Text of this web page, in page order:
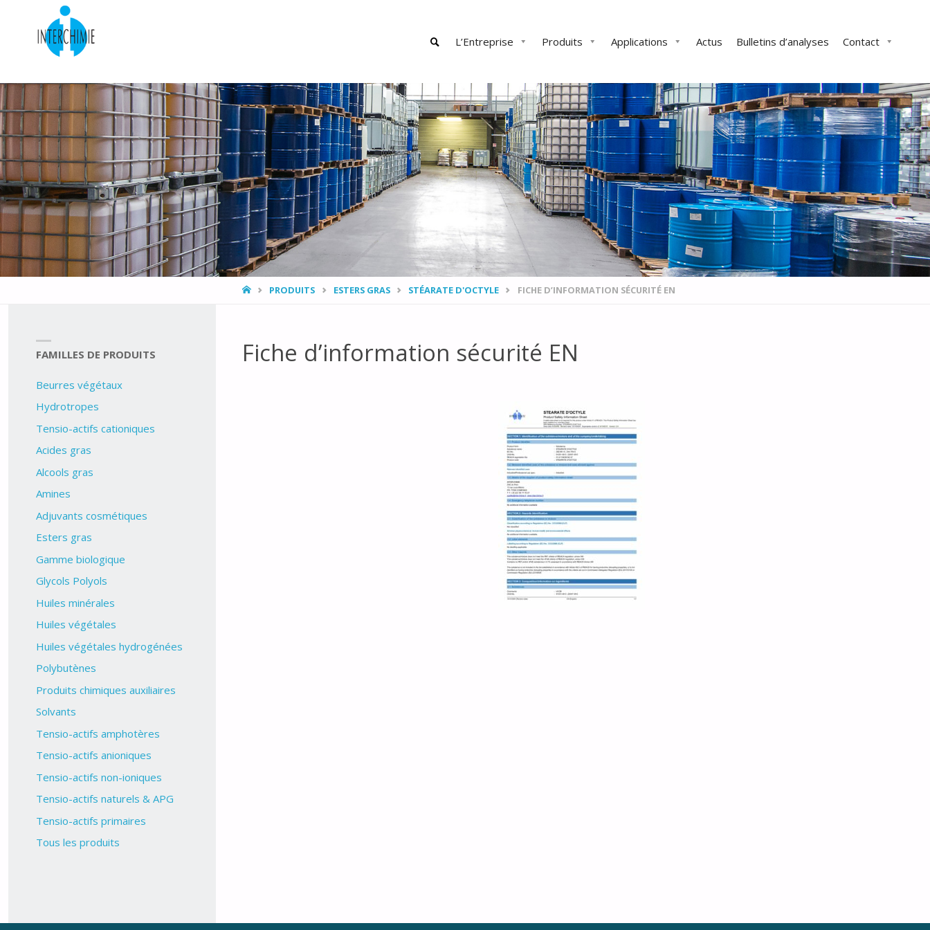
content
L’Entreprise Produits Applications Actus Bulletins d’analyses Contact
SEARCH
HOMEPRODUITS ESTERS GRAS STÉARATE D'OCTYLE FICHE D’INFORMATION SÉCURITÉ EN
Fiche d’information sécurité EN
FAMILLES DE PRODUITS
Beurres végétaux
Hydrotropes
Tensio-actifs cationiques
Acides gras
Alcools gras
Amines
Adjuvants cosmétiques
Esters gras
Gamme biologique
Glycols Polyols
Huiles minérales
Huiles végétales
Huiles végétales hydrogénées
Polybutènes
Produits chimiques auxiliaires
Solvants
Tensio-actifs amphotères
Tensio-actifs anioniques
Tensio-actifs non-ioniques
Tensio-actifs naturels & APG
Tensio-actifs primaires
Tous les produits